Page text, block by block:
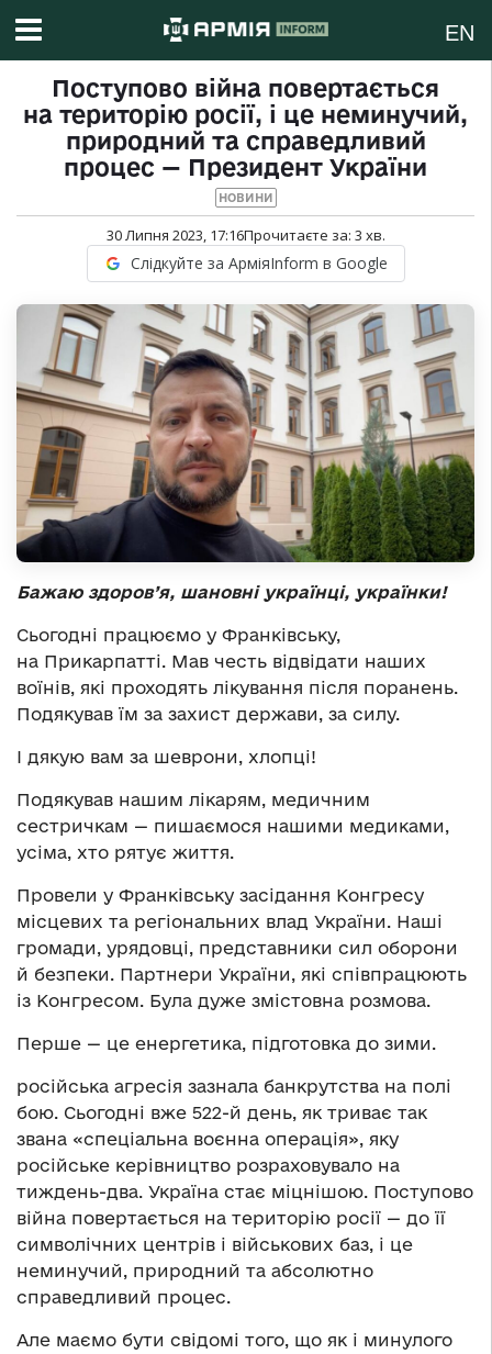
EN
Поступово війна повертається
на територію росії, і це неминучий,
природний та справедливий
процес — Президент України
НОВИНИ
30 Липня 2023, 17:16Прочитаєте за: 3 хв.
Слідкуйте за АрміяInform в Google
Бажаю здоров’я, шановні українці, українки!
Сьогодні працюємо у Франківську,
на Прикарпатті. Мав честь відвідати наших
воїнів, які проходять лікування після поранень.
Подякував їм за захист держави, за силу.
І дякую вам за шеврони, хлопці!
Подякував нашим лікарям, медичним
сестричкам — пишаємося нашими медиками,
усіма, хто рятує життя.
Провели у Франківську засідання Конгресу
місцевих та регіональних влад України. Наші
громади, урядовці, представники сил оборони
й безпеки. Партнери України, які співпрацюють
із Конгресом. Була дуже змістовна розмова.
Перше — це енергетика, підготовка до зими.
російська агресія зазнала банкрутства на полі
бою. Сьогодні вже 522-й день, як триває так
звана «спеціальна воєнна операція», яку
російське керівництво розраховувало на
тиждень-два. Україна стає міцнішою. Поступово
війна повертається на територію росії — до її
символічних центрів і військових баз, і це
неминучий, природний та абсолютно
справедливий процес.
Але маємо бути свідомі того, що як і минулого